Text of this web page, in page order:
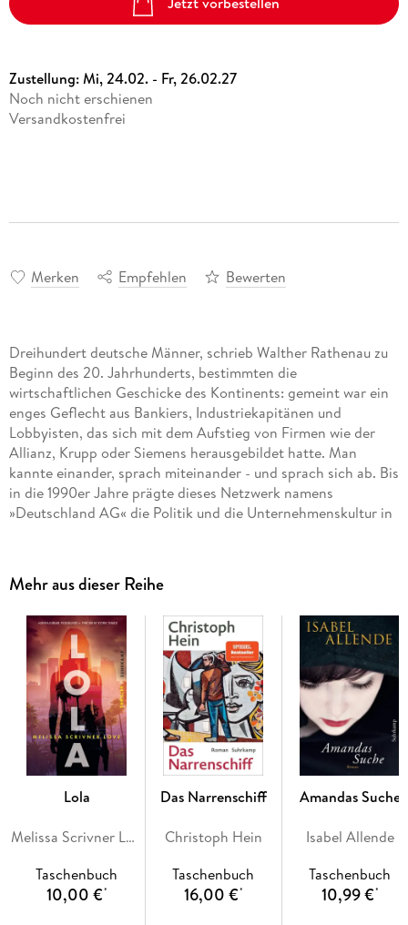
Zustellung:Mi, 24.02. - Fr, 26.02.27
Noch nicht erschienen
Versandkostenfrei
Merken Empfehlen Bewerten
Dreihundert deutsche Männer, schrieb Walther Rathenau zu
Beginn des 20. Jahrhunderts, bestimmten die
wirtschaftlichen Geschicke des Kontinents: gemeint war ein
enges Geflecht aus Bankiers, Industriekapitänen und
Lobbyisten, das sich mit dem Aufstieg von Firmen wie der
Allianz, Krupp oder Siemens herausgebildet hatte. Man
kannte einander, sprach miteinander - und sprach sich ab. Bis
in die 1990er Jahre prägte dieses Netzwerk namens
»Deutschland AG« die Politik und die Unternehmenskultur in
temporeichen szenischen Erzählung, einem Epos über
Aufstieg und Niedergang der Deutschland AG von der
Gründerzeit bis in die krisengebeutelte Gegenwart.
Ausgezeichnet mit dem Deutschen Sachbuchpreis 2026
Mehr aus dieser Reihe
Lola
Melissa Scrivner Love
Taschenbuch
10,00 €*
Das Narrenschiff
Christoph Hein
Taschenbuch
16,00 €*
Amandas Suche
Isabel Allende
Taschenbuch
10,99 €*